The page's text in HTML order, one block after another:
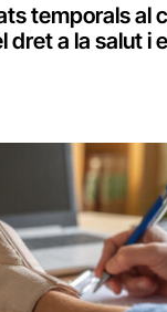
temporals al
dret a la salut i